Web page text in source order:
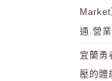
通.營
宜蘭勇
壓的體